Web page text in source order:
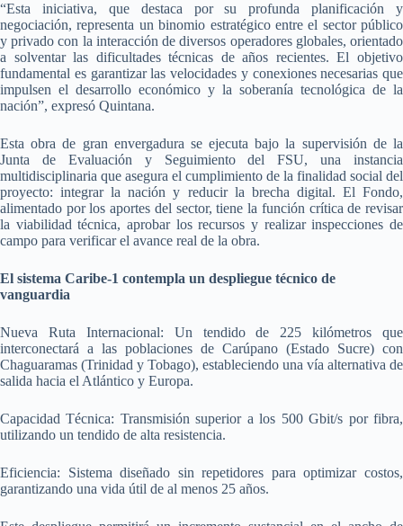
“Esta iniciativa, que destaca por su profunda planificación y
negociación, representa un binomio estratégico entre el sector público
y privado con la interacción de diversos operadores globales, orientado
a solventar las dificultades técnicas de años recientes. El objetivo
fundamental es garantizar las velocidades y conexiones necesarias que
impulsen el desarrollo económico y la soberanía tecnológica de la
nación”, expresó Quintana.
Esta obra de gran envergadura se ejecuta bajo la supervisión de la
Junta de Evaluación y Seguimiento del FSU, una instancia
multidisciplinaria que asegura el cumplimiento de la finalidad social del
proyecto: integrar la nación y reducir la brecha digital. El Fondo,
alimentado por los aportes del sector, tiene la función crítica de revisar
la viabilidad técnica, aprobar los recursos y realizar inspecciones de
campo para verificar el avance real de la obra.
El sistema Caribe-1 contempla un despliegue técnico de
vanguardia
Nueva Ruta Internacional: Un tendido de 225 kilómetros que
interconectará a las poblaciones de Carúpano (Estado Sucre) con
Chaguaramas (Trinidad y Tobago), estableciendo una vía alternativa de
salida hacia el Atlántico y Europa.
Capacidad Técnica: Transmisión superior a los 500 Gbit/s por fibra,
utilizando un tendido de alta resistencia.
Eficiencia: Sistema diseñado sin repetidores para optimizar costos,
garantizando una vida útil de al menos 25 años.